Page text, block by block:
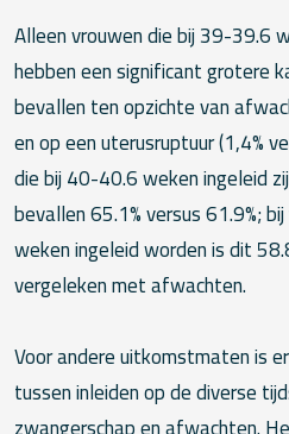
Alleen vrouwen die bij 39-39.6
hebben een significant grotere
bevallen ten opzichte van
en op een uterusruptuur (1,4%
die bij 40-40.6 weken ingeleid
bevallen 65.1% versus 61.9%;
weken ingeleid worden is dit
vergeleken met afwachten.
Voor andere uitkomstmaten is
tussen inleiden op de diverse